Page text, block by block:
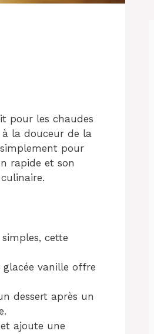
pour les chaudes
à la douceur de la
pour
rapide et son
cette
glacée vanille offre
dessert après un
ajoute une